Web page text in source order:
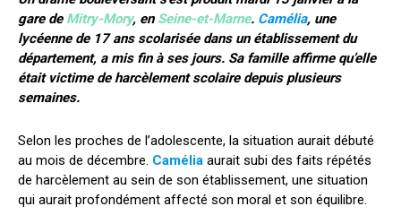
gare de Mitry-Mory, en Seine-et-Marne. Camélia, une
lycéenne de 17 ans scolarisée dans un établissement du
département, a mis fin à ses jours. Sa famille affirme qu’elle
était victime de harcèlement scolaire depuis plusieurs
semaines.
Selon les proches de l’adolescente, la situation aurait débuté
au mois de décembre. Camélia aurait subi des faits répétés
de harcèlement au sein de son établissement, une situation
qui aurait profondément affecté son moral et son équilibre.